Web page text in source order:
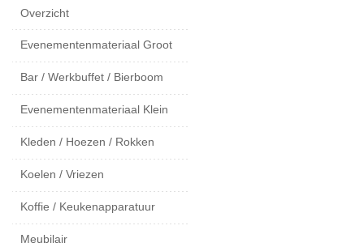
Overzicht
Evenementenmateriaal Groot
Bar / Werkbuffet / Bierboom
Evenementenmateriaal Klein
Kleden / Hoezen / Rokken
Koelen / Vriezen
Koffie / Keukenapparatuur
Meubilair